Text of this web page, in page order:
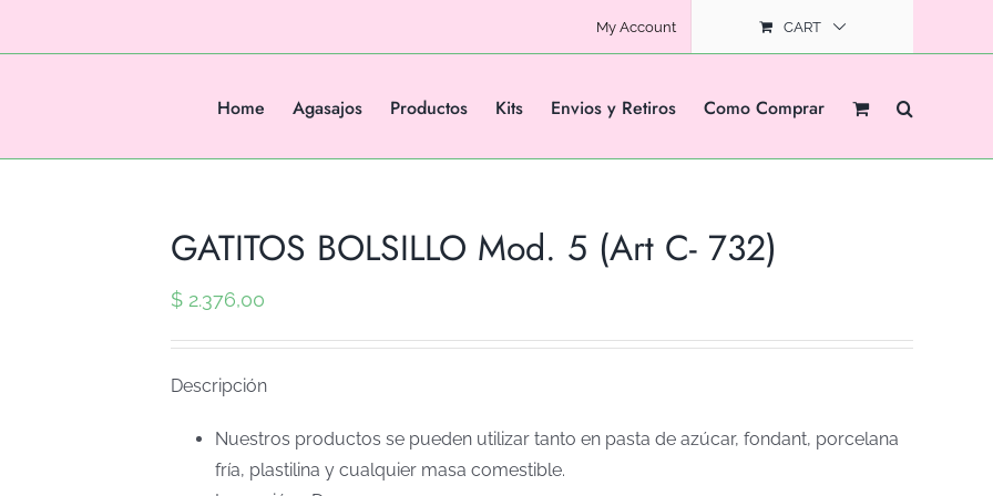
My Account CART
Home Agasajos Productos Kits Envios y Retiros Como Comprar
GATITOS BOLSILLO Mod. 5 (Art C- 732)
$ 2.376,00
Descripción
Nuestros productos se pueden utilizar tanto en pasta de azúcar, fondant, porcelana
fría, plastilina y cualquier masa comestible.